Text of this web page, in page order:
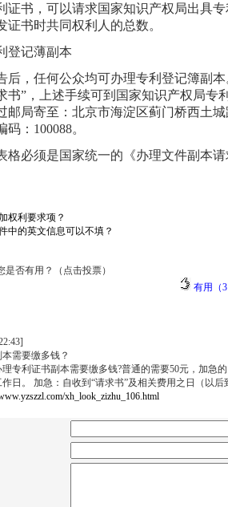
证书，可以请求国家知识产权局出具
证书时共同权利人的总数。
登记薄副本
，任何公众均可办理专利登记簿副
书”，上述手续可到国家知识产权局专
邮局寄至：北京市海淀区蓟门桥西土
：100088。
必须是国家统一的《办理文件副本请
权利要求项？
中的英文信息可以不填？
否有用？（点击投票）
有用（3
需要缴多钱？
理专利证书副本需要缴多钱?普通的需要50元，加急
日。 加急：自收到“请求书”及相关费用之日（以后
xh_look_zizhu_106.html